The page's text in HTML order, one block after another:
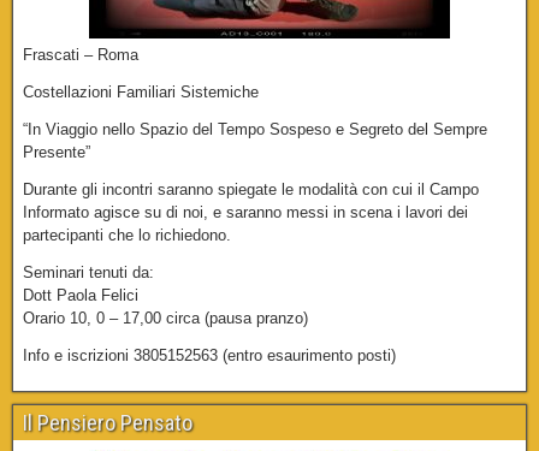
Frascati – Roma
Costellazioni Familiari Sistemiche
“In Viaggio nello Spazio del Tempo Sospeso e Segreto del Sempre
Presente”
Durante gli incontri saranno spiegate le modalità con cui il Campo
Informato agisce su di noi, e saranno messi in scena i lavori dei
partecipanti che lo richiedono.
Seminari tenuti da:
Dott Paola Felici
Orario 10, 0 – 17,00 circa (pausa pranzo)
Info e iscrizioni 3805152563 (entro esaurimento posti)
Il Pensiero Pensato